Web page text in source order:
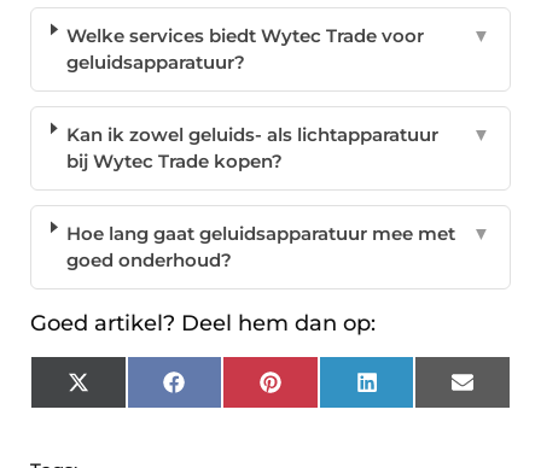
Welke services biedt Wytec Trade voor
geluidsapparatuur?
▼
Kan ik zowel geluids- als lichtapparatuur
bij Wytec Trade kopen?
▼
Hoe lang gaat geluidsapparatuur mee met
goed onderhoud?
▼
Goed artikel? Deel hem dan op:
X
(Twitter)
FacebookPinterest LinkedIn Email